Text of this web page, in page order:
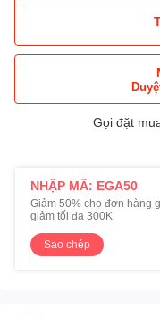
Gọi đặt
NHẬP MÃ: EGA50
Giảm 50% cho đơn hàng
giảm tối đa 300K
Sao chép